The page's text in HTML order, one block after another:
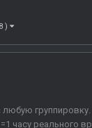
)
часу реального